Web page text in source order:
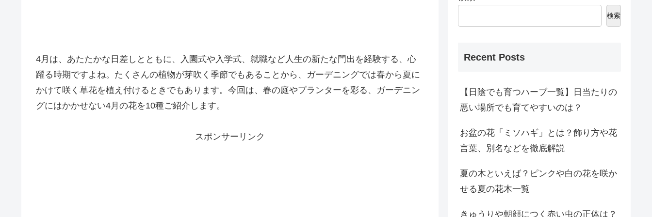
4月は、あたたかな日差しとともに、入園式や入学式、就職など人生の新たな門出を経験する、心
躍る時期ですよね。たくさんの植物が芽吹く季節でもあることから、ガーデニングでは春から夏に
かけて咲く草花を植え付けるときでもあります。今回は、春の庭やプランターを彩る、ガーデニン
グにはかかせない4月の花を10種ご紹介します。
スポンサーリンク
検索
Recent Posts
【日陰でも育つハーブ一覧】日当たりの
悪い場所でも育てやすいのは？
お盆の花「ミソハギ」とは？飾り方や花
言葉、別名などを徹底解説
夏の木といえば？ピンクや白の花を咲か
せる夏の花木一覧
きゅうりや朝顔につく赤い虫の正体は？